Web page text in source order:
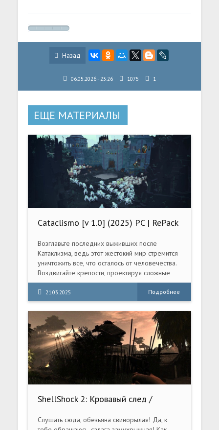
Назад
06.05.2026 - 23:26 1075 1
ЕЩЕ МАТЕРИАЛЫ
Cataclismo [v 1.0] (2025) PC | RePack
от селезень
Возглавьте последних выживших после
Катаклизма, ведь этот жестокий мир стремится
уничтожить все, что осталось от человечества.
Воздвигайте крепости, проектируя сложные
постройки из древесины и камня
21.03.2025 Подробнее
ShellShock 2: Кровавый след /
RePack
Слушать сюда, обезьяна свинорылая! Да, к